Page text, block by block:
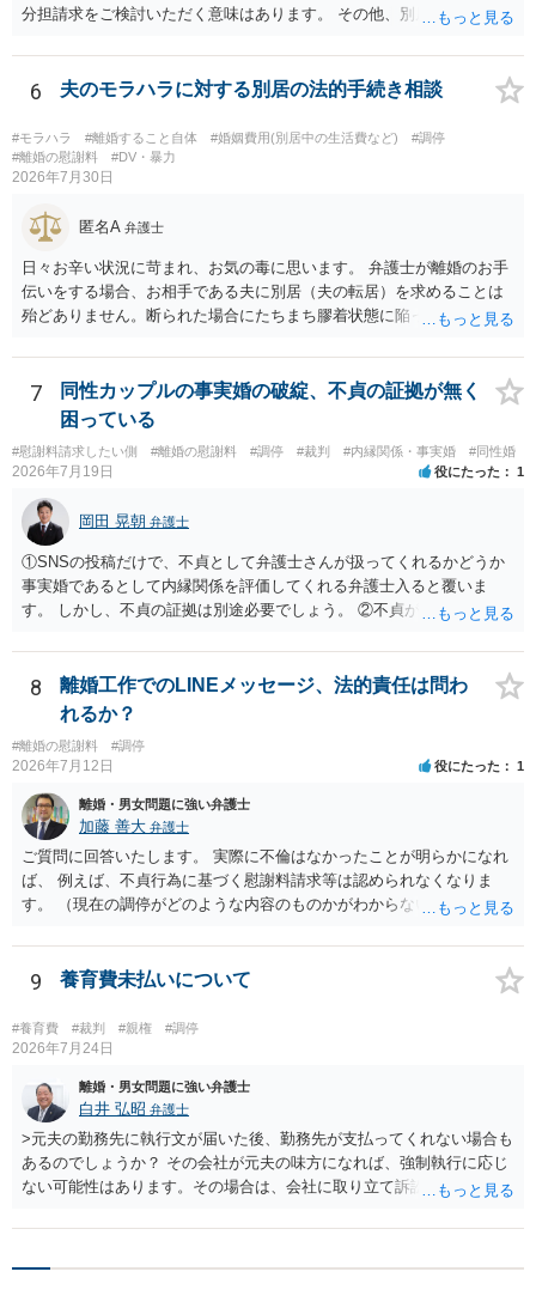
分担請求をご検討いただく意味はあります。 その他、別居の経緯、質
て、ご検討いただくのが良いかと思います。
6 夫のモラハラに対する別居の法的手続き相談
#モラハラ #離婚すること自体 #婚姻費用(別居中の生活費など)
#調停
#離婚の慰謝料
#DV・暴力
2026年7月30日
匿名A 弁護士
日々お辛い状況に苛まれ、お気の毒に思います。 弁護士が離婚のお手
伝いをする場合、お相手である夫に別居（夫の転居）を求めることは
殆どありません。断られた場合にたちまち膠着状態に陥ってしまうの
高いためです。 実務的には、ご相談者さまが転居する形で離婚協議等
を進める選択を採らざるを得ないことが圧倒的多数です。
7
同性カップルの事実婚の破綻、不貞の証拠が無く
困っている
#慰謝料請求したい側 #離婚の慰謝料 #調停 #裁判 #内縁関係・事実婚 #同性婚
2026年7月19日 役にたった 1
岡田 晃朝 弁護士
①SNSの投稿だけで、不貞として弁護士さんが扱ってくれるかどうか
事実婚であるとして内縁関係を評価してくれる弁護士入ると覆いま
す。 しかし、不貞の証拠は別途必要でしょう。 ②不貞が認められない
消にあたるかどうか そこは協議の余地はあるかもしれませんが、離婚
の場合も相互に帰責性が無ければ（立証できなければ）、慰謝料など
は無いので、意味があるかでしょうね。
8
離婚工作でのLINEメッセージ、法的責任は問わ
れるか？
#離婚の慰謝料 #調停
2026年7月12日 役にたった 1
離婚・男女問題に強い弁護士
加藤 善大 弁護士
ご質問に回答いたします。 実際に不倫はなかったことが明らかになれ
ば、 例えば、不貞行為に基づく慰謝料請求等は認められなくなりま
す。 （現在の調停がどのような内容のものかがわからないため、即断
すので、 最終的に請求が認められるか否かが問題になるのは、裁判に
なってからではあります。） 問題は、不倫はなかったことと明らかに
に応じてもらうことにあったようですが、通常、相手に不倫が明らか
になることは、離婚することに障害になる事由です。 （仮に夫婦が別
そうすると、離婚するために不倫を偽装することは、通常はしないこ
とですから、 それを、偽装だったと認めてもらうためには、 客観的な
証拠を含めて、しっかりと説明する必要があると思われます。 ご質問
に対する回答は以上ですが、可能であれば、ご依頼になるかは別にし
て、お近くの弁護士に直接相談されて、今後の対応についてアドバイ
9 養育費未払いについて
#養育費 #裁判 #親権 #調停
2026年7月24日
離婚・男女問題に強い弁護士
白井 弘昭 弁護士
>元夫の勤務先に執行文が届いた後、勤務先が支払ってくれない場合も
あるのでしょうか？ その会社が元夫の味方になれば、強制執行に応じ
ない可能性はあります。その場合は、会社に取り立て訴訟を行うこと
押さえ、元夫名義の車の差し押さえ競売などを検討します。 ＞何もで